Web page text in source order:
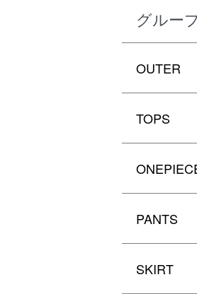
グルー
OUTER
TOPS
PANTS
SKIRT